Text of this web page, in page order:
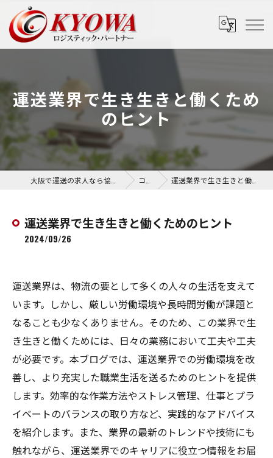
運送業界で生き生きと働くため
のヒント
コラム 運送業界で生き生きと働くためのヒント
運送業界で生き生きと働くためのヒント
2024/09/26
運送業界は、物流の要として多くの人々の生活を支えて
います。しかし、厳しい労働環境や長時間労働が課題と
なることも少なくありません。そのため、この業界で生
き生きと働くためには、日々の業務において工夫や工夫
が必要です。本ブログでは、運送業界での労働環境を改
善し、より充実した職業生活を送るためのヒントを提供
します。効率的な作業方法やストレス管理、仕事とプラ
イベートのバランスの取り方など、実践的なアドバイス
を紹介します。また、業界の最新のトレンドや技術にも
触れながら、運送業界でのキャリアに役立つ情報をお届